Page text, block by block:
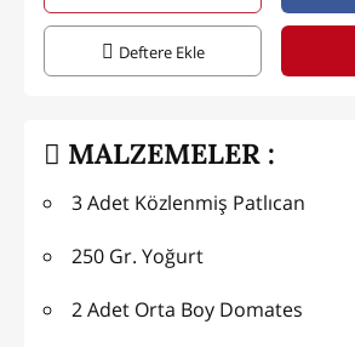
Deftere Ekle
MALZEMELER :
3 Adet Közlenmiş Patlıcan
250 Gr. Yoğurt
2 Adet Orta Boy Domates